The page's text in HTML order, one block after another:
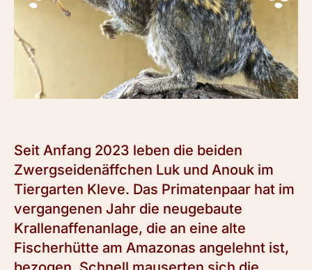
Seit Anfang 2023 leben die beiden
Zwergseidenäffchen Luk und Anouk im
Tiergarten Kleve. Das Primatenpaar hat im
vergangenen Jahr die neugebaute
Krallenaffenanlage, die an eine alte
Fischerhütte am Amazonas angelehnt ist,